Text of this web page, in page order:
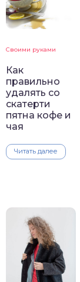
Своими руками
Как
правильно
удалять со
скатерти
пятна кофе и
чая
Читать далее